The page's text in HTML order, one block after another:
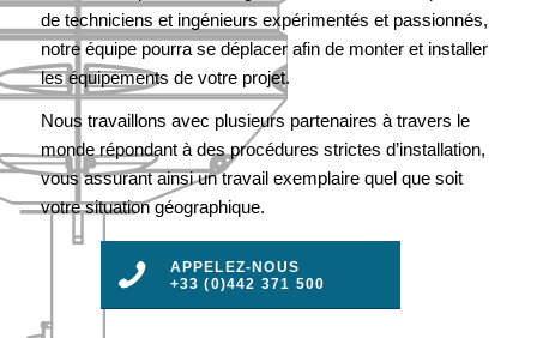
de techniciens et ingénieurs expérimentés et passionnés,
notre équipe pourra se déplacer afin de monter et installer
les équipements de votre projet.
Nous travaillons avec plusieurs partenaires à travers le
monde répondant à des procédures strictes d’installation,
vous assurant ainsi un travail exemplaire quel que soit
votre situation géographique.
APPELEZ-NOUS
+33 (0)442 371 500